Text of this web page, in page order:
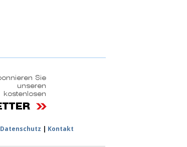
Datenschutz | Kontakt